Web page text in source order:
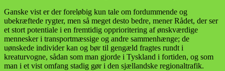
Ganske vist er der foreløbig kun tale om fordummende og
ubekræftede rygter, men så meget desto bedre, mener Rådet, der ser
et stort potentiale i en fremtidig opprioritering af ønskværdige
mennesker i transportmæssige og andre sammenhænge; de
uønskede individer kan og bør til gengæld fragtes rundt i
kreaturvogne, sådan som man gjorde i Tyskland i fortiden, og som
man i et vist omfang stadig gør i den sjællandske regionaltrafik.